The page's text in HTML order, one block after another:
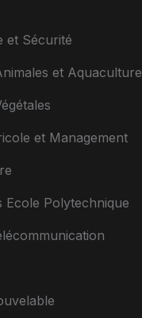
et Sécurité
et Aquaculture
et Management
Ecole Polytechnique